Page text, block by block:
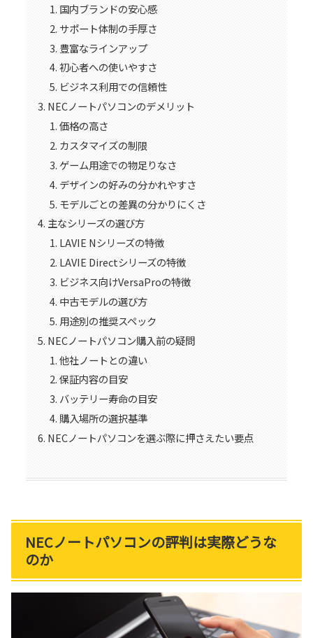
国内ブランドの安心感
サポート体制の手厚さ
豊富なラインアップ
初心者への使いやすさ
ビジネス利用での信頼性
NECノートパソコンのデメリット
価格の高さ
カスタマイズの制限
ゲーム用途での物足りなさ
デザインの好みの分かれやすさ
モデルごとの差異の分かりにくさ
主なシリーズの選び方
LAVIE Nシリーズの特徴
LAVIE Directシリーズの特徴
ビジネス向けVersaProの特徴
中古モデルの選び方
用途別の推奨スペック
NECノートパソコン購入前の疑問
他社ノートとの違い
保証内容の目安
バッテリー寿命の目安
購入場所の選択基準
NECノートパソコンを選ぶ際に押さえたい要点
NECノートパソコンの評判は実際どうな
のか